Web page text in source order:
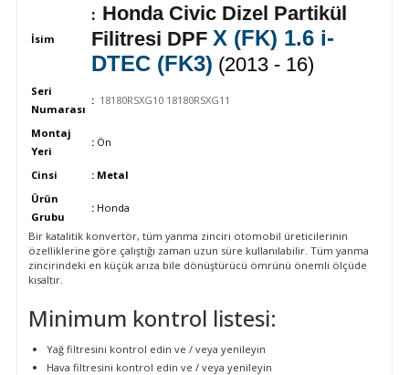
İsim
: Honda Civic Dizel Partikül
Filitresi DPF X (FK) 1.6 i-
DTEC (FK3) (2013 - 16)
Seri
Numarası
: 18180RSXG10 18180RSXG11
Montaj
Yeri
: Ön
Cinsi
: Metal
Ürün
Grubu
: Honda
Bir katalitik konvertör, tüm yanma zinciri otomobil üreticilerinin
özelliklerine göre çalıştığı zaman uzun süre kullanılabilir. Tüm yanma
zincirindeki en küçük arıza bile dönüştürücü ömrünü önemli ölçüde
kısaltır.
Minimum kontrol listesi:
Yağ filtresini kontrol edin ve / veya yenileyin
Hava filtresini kontrol edin ve / veya yenileyin